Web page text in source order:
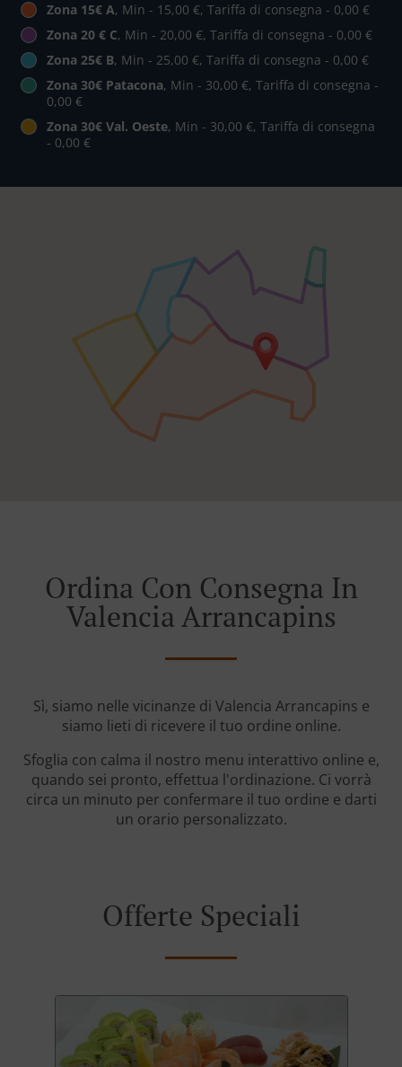
Zona 15€ A, Min - 15,00 €, Tariffa di consegna - 0,00 €
Zona 20 € C, Min - 20,00 €, Tariffa di consegna - 0,00 €
Zona 25€ B, Min - 25,00 €, Tariffa di consegna - 0,00 €
Zona 30€ Patacona, Min - 30,00 €, Tariffa di consegna -
0,00 €
Zona 30€ Val. Oeste, Min - 30,00 €, Tariffa di consegna
- 0,00 €
Ordina Con Consegna In
Valencia Arrancapins
Sì, siamo nelle vicinanze di Valencia Arrancapins e
siamo lieti di ricevere il tuo ordine online.
Sfoglia con calma il nostro menu interattivo online e,
quando sei pronto, effettua l'ordinazione. Ci vorrà
circa un minuto per confermare il tuo ordine e darti
un orario personalizzato.
Offerte Speciali